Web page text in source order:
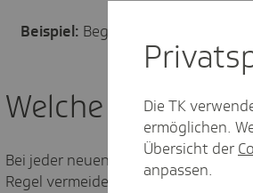
Beispiel: Beginn im Juni; der
Welche
Bei jeder neuen Entsendung sind
Regel vermeiden Sie Fehler von
Die TK
ermöglichen.
Übersicht der
anpassen.